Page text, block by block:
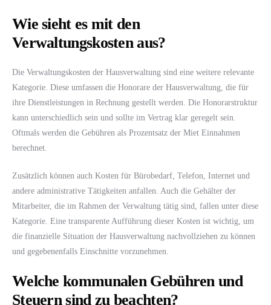
Wie sieht es mit den
Verwaltungskosten aus?
Die Verwaltungskosten der Hausverwaltung sind eine weitere relevante
Kategorie. Diese umfassen die Honorare der Hausverwaltung, die für
ihre Dienstleistungen in Rechnung gestellt werden. Die Honorarstruktur
kann unterschiedlich sein und sollte im Vertrag klar geregelt sein.
Oftmals werden die Gebühren als Prozentsatz der Miet Einnahmen
berechnet.
Zusätzlich können auch Kosten für Bürobedarf, Telefon, Internet und
andere administrative Tätigkeiten anfallen. Auch die Gehälter der
Mitarbeiter, die im Rahmen der Verwaltung tätig sind, fallen unter diese
Kategorie. Eine transparente Aufführung dieser Kosten ist wichtig, um
die finanzielle Situation der Hausverwaltung nachvollziehen zu können
und gegebenenfalls Einschnitte vorzunehmen.
Welche kommunalen Gebühren und
Steuern sind zu beachten?